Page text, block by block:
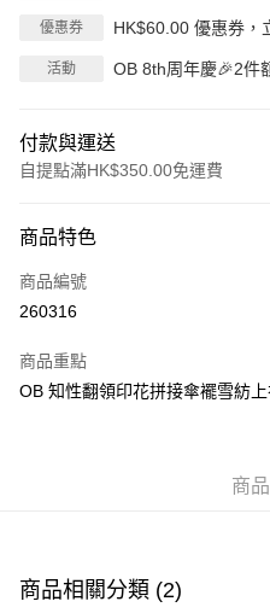
優惠券 HK$60.00 優惠券，
活動 OB 8th周年慶🎉2件
付款與運送
自提點滿HK$350.00免運費
信用卡
Apple Pay
PayMe
付款後順豐站及營業點
商品特色
商品編號
260316
商品重點
OB 知性翻領印花拼接傘襬雪紡
商
商品相關分類 (2)